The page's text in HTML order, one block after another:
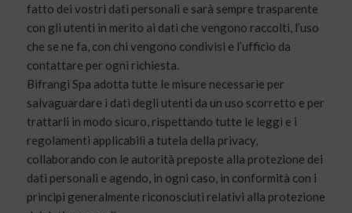
fatto dei vostri dati personali e sarà sempre trasparente
con gli utenti in merito ai dati che vengono raccolti, l’uso
che se ne fa, con chi vengono condivisi e l’ufficio da
contattare per ogni richiesta.
Bifrangi Spa adotta tutte le misure necessarie per
salvaguardare i dati degli utenti da un uso scorretto e per
trattarli in modo sicuro, rispettando tutte le leggi e i
regolamenti applicabili a tutela della privacy,
collaborando con le autorità preposte alla protezione dei
dati personali e agendo, in ogni caso, in conformità con i
principi generalmente riconosciuti relativi alla protezione